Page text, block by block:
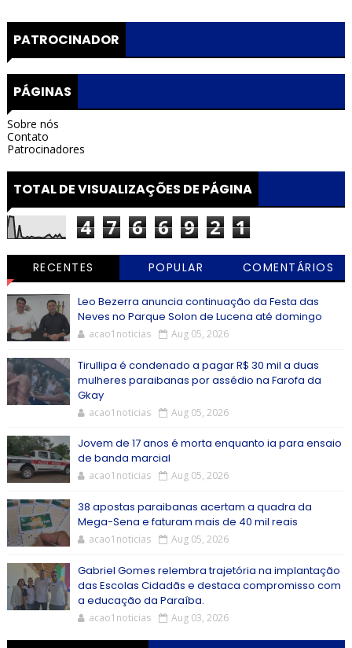
PATROCINADOR
PÁGINAS
Sobre nós
Contato
Patrocinadores
TOTAL DE VISUALIZAÇÕES DE PÁGINA
4 7 6 6 9 2 1
RECENTES POPULAR COMENTÁRIOS
Leo Bezerra anuncia continuação da Festa das
Neves no Parque Solon de Lucena até domingo
acao1noticias Aug 05, 2026
Tirullipa é condenado a pagar R$ 30 mil a duas
mulheres paraibanas por assédio na Farofa da
Gkay
acao1noticias Aug 05, 2026
Jovem de 17 anos é morta enquanto ia para ensaio
de banda marcial
acao1noticias Aug 05, 2026
38 apostas paraibanas acertam a quadra da
Mega-Sena e faturam mais de 40 mil reais
acao1noticias Aug 05, 2026
Gabriel Gomes relembra trajetória na implantação
das Escolas Cidadãs e destaca compromisso com
a educação da Paraíba.
acao1noticias Aug 03, 2026